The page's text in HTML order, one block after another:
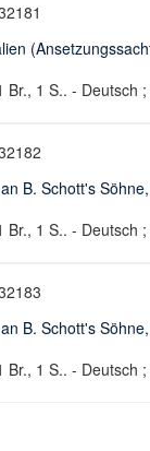
1 S.. - Deutsch
B. Schott's
1 S.. - Deutsch
B. Schott's
1 S.. - Deutsch